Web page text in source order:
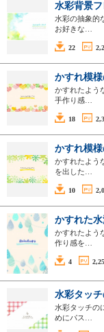
水彩背景
水彩の抽象的
お好きな…
22
かすれ模
かすれたよう
手作り感…
18
かすれ模
かすれたよう
を出した…
10
かすれた
かすれたよう
作り感を…
4
水彩タッ
水彩タッチの
めにパス…